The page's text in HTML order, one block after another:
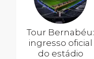
Tour Bernabéu:
ingresso oficial
do estádio